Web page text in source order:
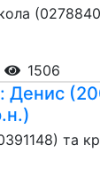
1506
Денис
та